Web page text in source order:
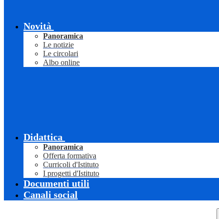
Novità
Panoramica
Le notizie
Le circolari
Albo online
Didattica
Panoramica
Offerta formativa
Curricoli d'Istituto
I progetti d'Istituto
Documenti utili
Canali social